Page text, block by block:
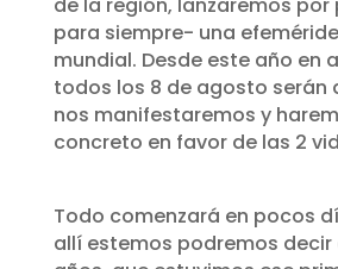
para siempre- una
mundial. Desde este año en
todos los 8 de agosto serán
nos manifestaremos y
concreto en favor de las 2
Todo comenzará en pocos
allí estemos podremos decir